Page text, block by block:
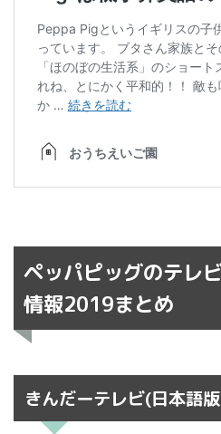
ペッパピッグのテレ
情報2019まとめ
きんだーテレビ(日本語